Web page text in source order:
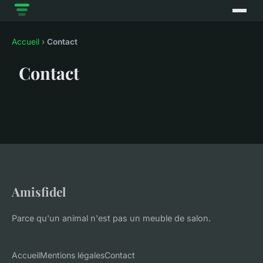
Accueil › Contact
Contact
Amisfidel
Parce qu'un animal n'est pas un meuble de salon.
AccueilMentions légalesContact